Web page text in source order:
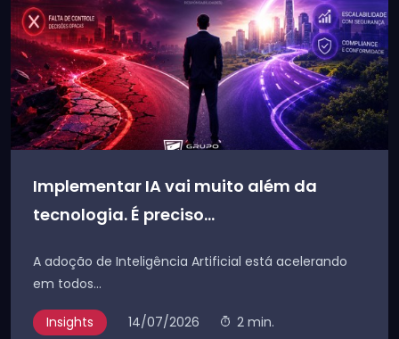
Implementar IA vai muito além da
tecnologia. É preciso...
A adoção de Inteligência Artificial está acelerando
em todos...
Insights 14/07/2026 2 min.